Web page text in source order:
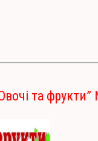
та